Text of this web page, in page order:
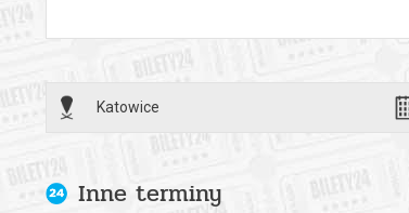
Katowice
Inne terminy